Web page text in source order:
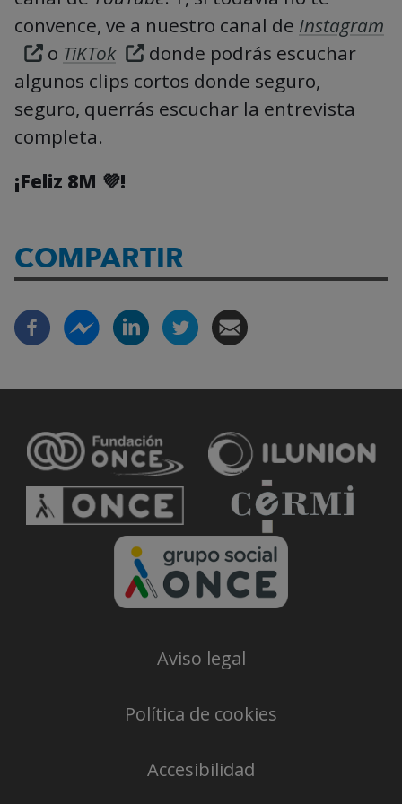
convence, ve a nuestro canal de Instagram
o TiKTok
donde podrás escuchar
algunos clips cortos donde seguro,
seguro, querrás escuchar la entrevista
completa.
¡Feliz 8M 💜!
COMPARTIR
Aviso legal
Política de cookies
Accesibilidad